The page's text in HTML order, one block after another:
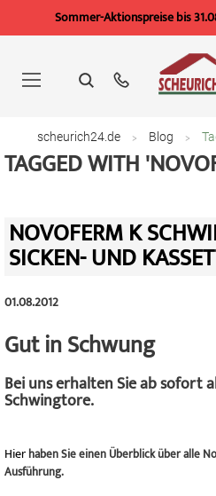
Sommer-Aktionspreise bis
springen
scheurich24.de Blog
TAGGED WITH
NOVOFERM K
SICKEN- UND
01.08.2012
Gut in Schwung
Bei uns erhalten Sie ab sofort
Schwingtore.
Hierhaben Sie einen Überblick über alle
Ausführung.